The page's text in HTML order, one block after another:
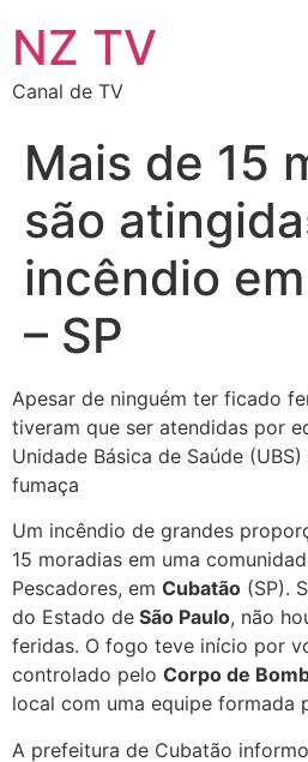
NZ TV
Canal de TV
Mais de 15
são
incêndio
– SP
Apesar de ninguém ter ficado
tiveram que ser atendidas por
Unidade Básica de Saúde
fumaça
Um incêndio de grandes
15 moradias em uma
Pescadores, em Cubatão (SP).
do Estado de São Paulo, não
feridas. O fogo teve início por
controlado pelo Corpo de
local com uma equipe formada
A prefeitura de Cubatão